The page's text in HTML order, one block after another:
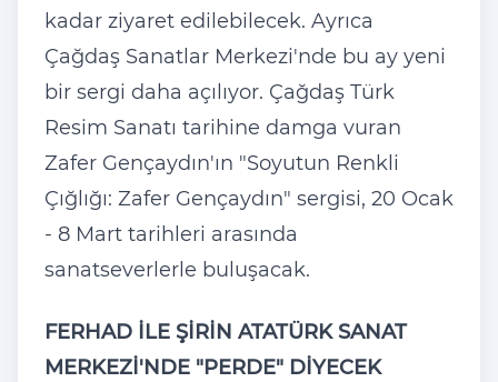
kadar ziyaret edilebilecek. Ayrıca
Çağdaş Sanatlar Merkezi'nde bu ay yeni
bir sergi daha açılıyor. Çağdaş Türk
Resim Sanatı tarihine damga vuran
Zafer Gençaydın'ın "Soyutun Renkli
Çığlığı: Zafer Gençaydın" sergisi, 20 Ocak
- 8 Mart tarihleri arasında
sanatseverlerle buluşacak.
FERHAD İLE ŞİRİN ATATÜRK SANAT
MERKEZİ'NDE "PERDE" DİYECEK